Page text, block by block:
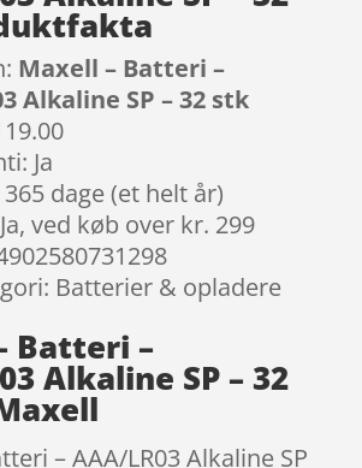
Maxell – Batteri –
Alkaline SP – 32 stk
Ja
dage (et helt år)
ved køb over kr. 299
Batterier & opladere
Batteri –
Alkaline SP – 32
– AAA/LR03 Alkaline SP